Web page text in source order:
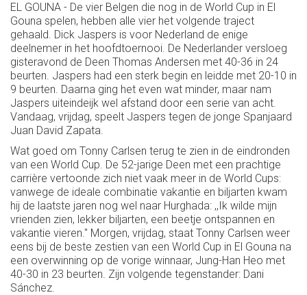
EL GOUNA - De vier Belgen die nog in de World Cup in El
Gouna spelen, hebben alle vier het volgende traject
gehaald. Dick Jaspers is voor Nederland de enige
deelnemer in het hoofdtoernooi. De Nederlander versloeg
gisteravond de Deen Thomas Andersen met 40-36 in 24
beurten. Jaspers had een sterk begin en leidde met 20-10 in
9 beurten. Daarna ging het even wat minder, maar nam
Jaspers uiteindeijk wel afstand door een serie van acht.
Vandaag, vrijdag, speelt Jaspers tegen de jonge Spanjaard
Juan David Zapata.
Wat goed om Tonny Carlsen terug te zien in de eindronden
van een World Cup. De 52-jarige Deen met een prachtige
carrière vertoonde zich niet vaak meer in de World Cups:
vanwege de ideale combinatie vakantie en biljarten kwam
hij de laatste jaren nog wel naar Hurghada: ,,Ik wilde mijn
vrienden zien, lekker biljarten, een beetje ontspannen en
vakantie vieren.'' Morgen, vrijdag, staat Tonny Carlsen weer
eens bij de beste zestien van een World Cup in El Gouna na
een overwinning op de vorige winnaar, Jung-Han Heo met
40-30 in 23 beurten. Zijn volgende tegenstander: Dani
Sánchez.